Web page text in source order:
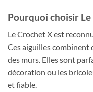
Pourquoi choisir Le
Le Crochet X est
Ces aiguilles
des murs. Elles sont
décoration ou les
et fiable.